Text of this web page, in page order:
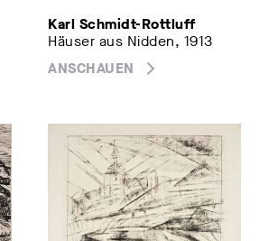
Karl Schmidt-Rottluff
Häuser aus Nidden, 1913
ANSCHAUEN